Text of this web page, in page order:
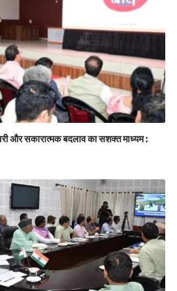
और सकारात्मक बदलाव का सशक्त माध्यम :